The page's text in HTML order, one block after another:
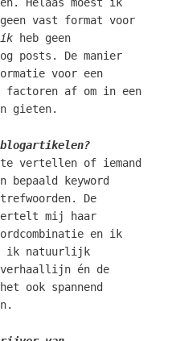
Helaas moest ik
vast format voor
ík heb geen
posts. De manier
voor een
af om in een
gieten.
vertellen of iemand
bepaald keyword
De
mij haar
en ik
ik natuurlijk
verhaallijn én de
ook spannend